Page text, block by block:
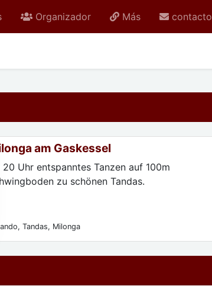
Organizador Más contacto
am Gaskessel
20 Uhr entspanntes Tanzen auf 100m
zu schönen Tandas.
Tandas, Milonga